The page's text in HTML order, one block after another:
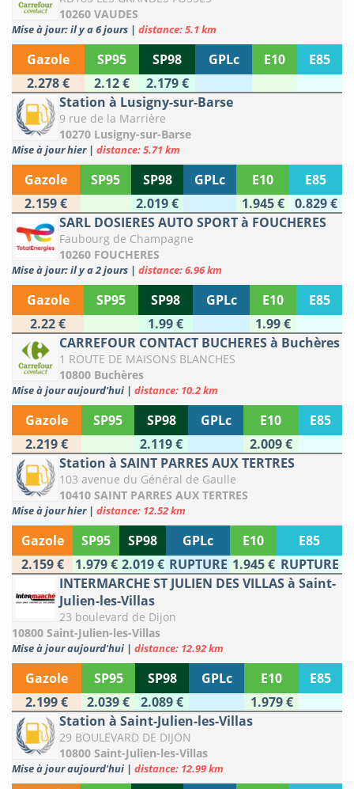
10260 VAUDES
Mise à jour: il y a 6 jours | distance: 5.1 km
Gazole SP95 SP98 GPLc E10
E85
2.278 €
2.12 €
2.179 €
Station à Lusigny-sur-Barse
9 rue de la Marrière
10270 Lusigny-sur-Barse
Mise à jour hier | distance: 5.71 km
Gazole SP95 SP98 GPLc E10
E85
2.159 €
2.019 € 1.945 €
0.829 €
SARL DOSIERES AUTO SPORT à FOUCHERES
Faubourg de Champagne
10260 FOUCHERES
Mise à jour: il y a 2 jours | distance: 6.96 km
Gazole SP95 SP98 GPLc E10
E85
2.22 €
1.99 €
1.99 €
CARREFOUR CONTACT BUCHERES à Buchères
1 ROUTE DE MAISONS BLANCHES
10800 Buchères
Mise à jour aujourd'hui | distance: 10.2 km
Gazole SP95 SP98 GPLc E10
E85
2.219 €
2.119 €
2.009 €
Station à SAINT PARRES AUX TERTRES
103 avenue du Général de Gaulle
10410 SAINT PARRES AUX TERTRES
Mise à jour hier | distance: 12.52 km
Gazole SP95 SP98 GPLc E10
E85
2.159 €
1.979 € 2.019 € RUPTURE 1.945 € RUPTURE
INTERMARCHE ST JULIEN DES VILLAS à Saint-
Julien-les-Villas
23 boulevard de Dijon
10800 Saint-Julien-les-Villas
Mise à jour aujourd'hui | distance: 12.92 km
Gazole SP95 SP98 GPLc E10
E85
2.199 €
2.039 € 2.089 €
1.979 €
Station à Saint-Julien-les-Villas
29 BOULEVARD DE DIJON
10800 Saint-Julien-les-Villas
Mise à jour aujourd'hui | distance: 12.99 km